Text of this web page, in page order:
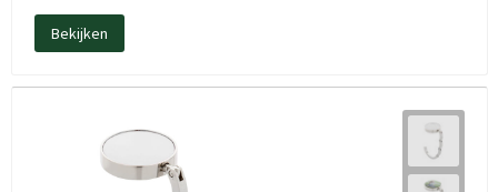
Bekijken